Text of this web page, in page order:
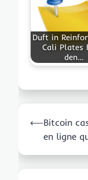
Duft in
Cali Plates
den…
navigation
⟵Bitcoin
en ligne